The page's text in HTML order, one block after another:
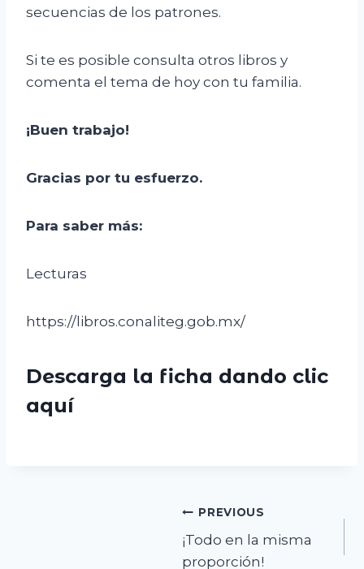
secuencias de los patrones.
Si te es posible consulta otros libros y
comenta el tema de hoy con tu familia.
¡Buen trabajo!
Gracias por tu esfuerzo.
Para saber más:
Lecturas
https://libros.conaliteg.gob.mx/
Descarga la ficha dando clic
aquí
PREVIOUS
¡Todo en la misma
proporción!